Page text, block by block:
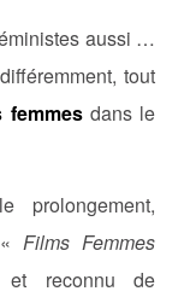
aussi …
tout
femmesdans le
prolongement,
Films Femmes
et reconnu de